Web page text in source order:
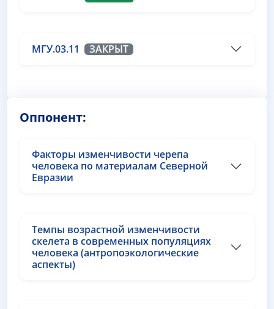
МГУ.03.11 ЗАКРЫТ
Оппонент:
Факторы изменчивости черепа
человека по материалам Северной
Евразии
Темпы возрастной изменчивости
скелета в современных популяциях
человека (антропоэкологические
аспекты)